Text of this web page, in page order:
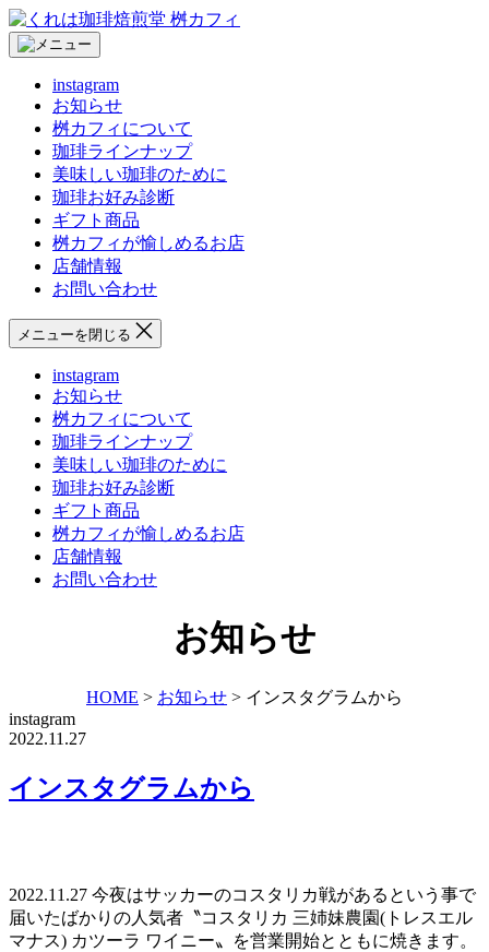
コ
ン
テ
フ
instagram
お知らせ
桝カフィについて
珈琲ラインナップ
美味しい珈琲のために
珈琲お好み診断
ギフト商品
桝カフィが愉しめるお店
店舗情報
お問い合わせ
メニューを閉じる
instagram
お知らせ
桝カフィについて
珈琲ラインナップ
美味しい珈琲のために
珈琲お好み診断
ギフト商品
桝カフィが愉しめるお店
店舗情報
お問い合わせ
お知らせ
HOME > お知らせ > インスタグラムから
instagram
2022.11.27
インスタグラムから
2022.11.27 今夜はサッカーのコスタリカ戦があるという事で
届いたばかりの人気者〝コスタリカ 三姉妹農園(トレスエル
マナス) カツーラ ワイニー〟を営業開始とともに焼きます。